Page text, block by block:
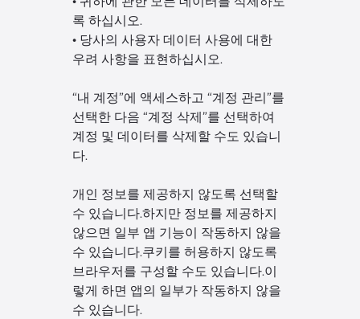
• 귀하에 관한 모든 데이터를 삭제하도
록 하십시오.
• 당사의 사용자 데이터 사용에 대한
우려 사항을 표현하십시오.
“내 계정”에 액세스하고 “계정 관리”를
선택한 다음 “계정 삭제”를 선택하여
계정 및 데이터를 삭제할 수도 있습니
다.
개인 정보를 제공하지 않도록 선택할
수 있습니다.하지만 정보를 제공하지
않으면 일부 앱 기능이 작동하지 않을
수 있습니다.쿠키를 허용하지 않도록
브라우저를 구성할 수도 있습니다.이
렇게 하면 앱의 일부가 작동하지 않을
수 있습니다.